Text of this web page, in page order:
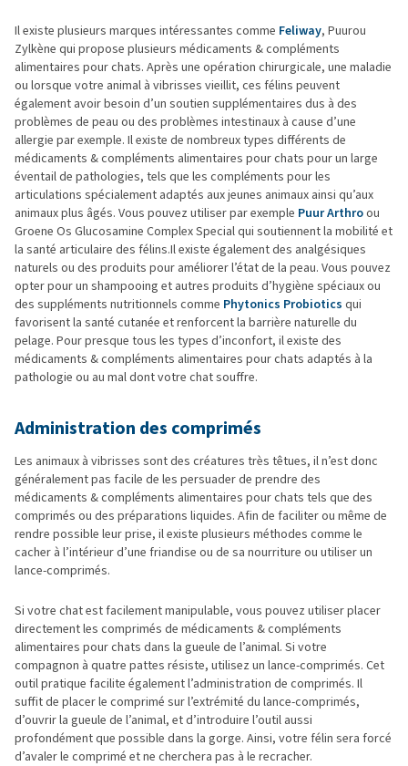
Il existe plusieurs marques intéressantes comme Feliway, Puurou
Zylkène qui propose plusieurs médicaments & compléments
alimentaires pour chats. Après une opération chirurgicale, une maladie
ou lorsque votre animal à vibrisses vieillit, ces félins peuvent
également avoir besoin d’un soutien supplémentaires dus à des
problèmes de peau ou des problèmes intestinaux à cause d’une
allergie par exemple. Il existe de nombreux types différents de
médicaments & compléments alimentaires pour chats pour un large
éventail de pathologies, tels que les compléments pour les
articulations spécialement adaptés aux jeunes animaux ainsi qu’aux
animaux plus âgés. Vous pouvez utiliser par exemple Puur Arthroou
Groene Os Glucosamine Complex Special qui soutiennent la mobilité et
la santé articulaire des félins.Il existe également des analgésiques
naturels ou des produits pour améliorer l’état de la peau. Vous pouvez
opter pour un shampooing et autres produits d’hygiène spéciaux ou
des suppléments nutritionnels comme Phytonics Probiotics qui
favorisent la santé cutanée et renforcent la barrière naturelle du
pelage. Pour presque tous les types d’inconfort, il existe des
médicaments & compléments alimentaires pour chats adaptés à la
pathologie ou au mal dont votre chat souffre.
Administration des comprimés
Les animaux à vibrisses sont des créatures très têtues, il n’est donc
généralement pas facile de les persuader de prendre des
médicaments & compléments alimentaires pour chats tels que des
comprimés ou des préparations liquides. Afin de faciliter ou même de
rendre possible leur prise, il existe plusieurs méthodes comme le
cacher à l’intérieur d’une friandise ou de sa nourriture ou utiliser un
lance-comprimés.
Si votre chat est facilement manipulable, vous pouvez utiliser placer
directement les comprimés de médicaments & compléments
alimentaires pour chats dans la gueule de l’animal. Si votre
compagnon à quatre pattes résiste, utilisez un lance-comprimés. Cet
outil pratique facilite également l’administration de comprimés. Il
suffit de placer le comprimé sur l’extrémité du lance-comprimés,
d’ouvrir la gueule de l’animal, et d’introduire l’outil aussi
profondément que possible dans la gorge. Ainsi, votre félin sera forcé
d’avaler le comprimé et ne cherchera pas à le recracher.